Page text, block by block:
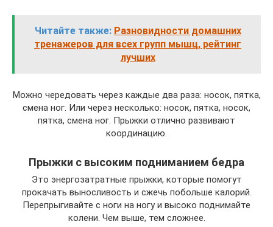
Читайте также: Разновидности домашних
тренажеров для всех групп мышц, рейтинг
лучших
Можно чередовать через каждые два раза: носок, пятка,
смена ног. Или через несколько: носок, пятка, носок,
пятка, смена ног. Прыжки отлично развивают
координацию.
Прыжки с высоким подниманием бедра
Это энергозатратные прыжки, которые помогут
прокачать выносливость и сжечь побольше калорий.
Перепрыгивайте с ноги на ногу и высоко поднимайте
колени. Чем выше, тем сложнее.